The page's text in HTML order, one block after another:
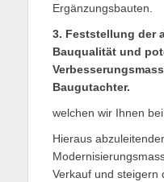
Ergänzungsbauten.
3. Feststellung der
Bauqualität und
Baugutachter.
welchen wir Ihnen
Hieraus
Verkauf und steigern